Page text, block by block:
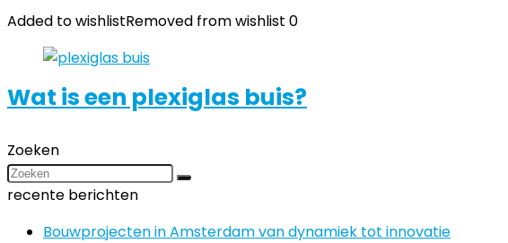
Added to wishlistRemoved from wishlist 0
Wat is een plexiglas buis?
Zoeken
recente berichten
Bouwprojecten in Amsterdam van dynamiek tot innovatie